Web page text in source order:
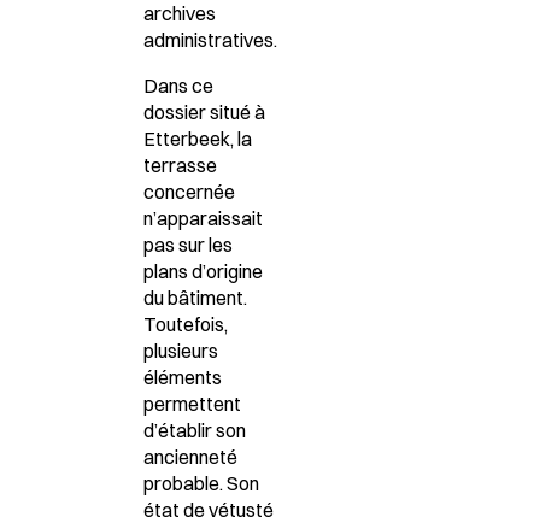
archives
administratives.
Dans ce
dossier situé à
Etterbeek,la
terrasse
concernée
n’apparaissait
pas sur les
plans d’origine
du bâtiment.
Toutefois,
plusieurs
éléments
permettent
d’établir son
ancienneté
probable.Son
état de vétusté